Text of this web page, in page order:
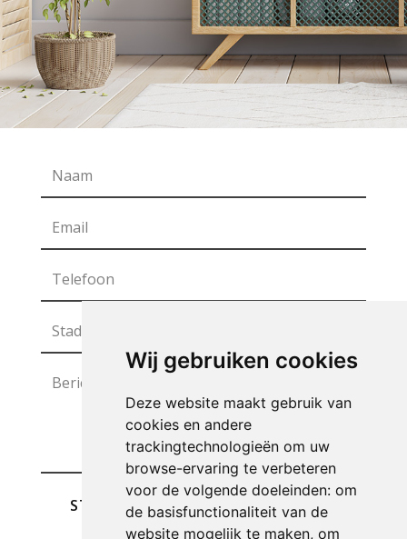
Wij gebruiken cookies
Deze website maakt gebruik van
cookies en andere
trackingtechnologieën om uw
browse-ervaring te verbeteren
voor de volgende doeleinden: om
de basisfunctionaliteit van de
website mogelijk te maken, om
STUREN